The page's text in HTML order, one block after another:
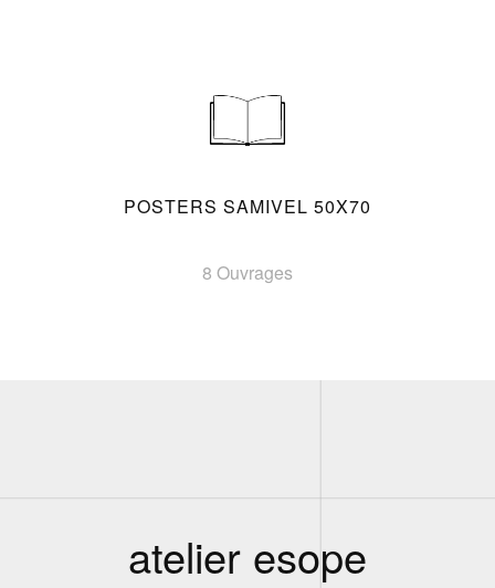
POSTERS SAMIVEL 50X70
8 Ouvrages
atelier esope